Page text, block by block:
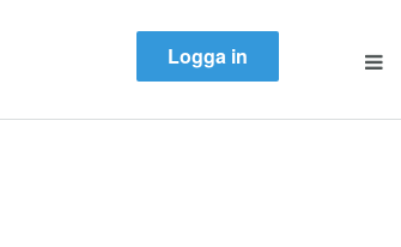
Logga in